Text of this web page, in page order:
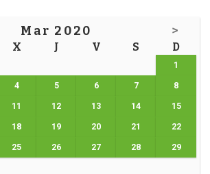
Mar 2020 >
X J V S D
1
4 5 6 7 8
11 12 13 14 15
18 19 20 21 22
25 26 27 28 29